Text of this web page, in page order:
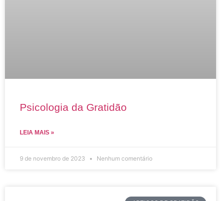
Psicologia da Gratidão
LEIA MAIS »
9 de novembro de 2023 Nenhum comentário